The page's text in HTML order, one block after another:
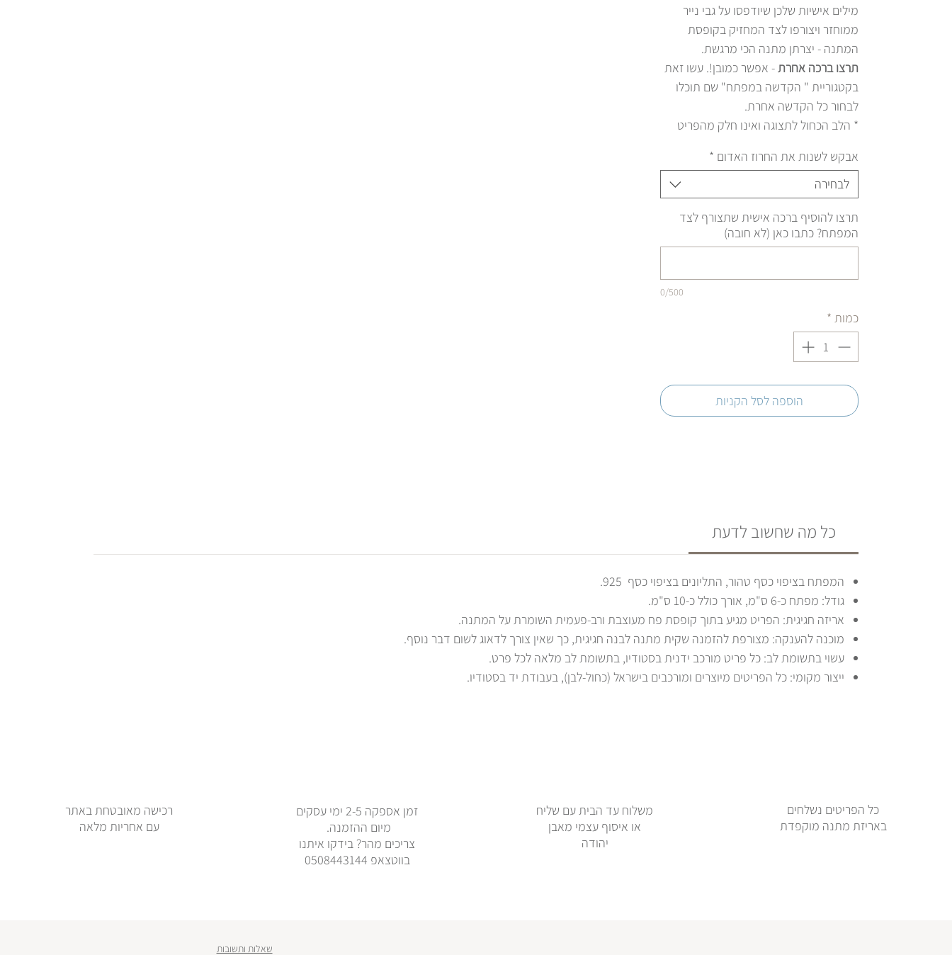
מילים אישיות שלכן שיודפסו על גבי נייר
ממוחזר ויצורפו לצד המחזיק בקופסת
המתנה - יצרתן מתנה הכי מרגשת.
תרצו ברכה אחרת- אפשר כמובן!. עשו זאת
בקטגוריית " הקדשה במפתח" שם תוכלו
לבחור כל הקדשה אחרת.
* הלב הכחול לתצוגה ואינו חלק מהפריט
אבקש לשנות את החרוז האדום *
לבחירה
תרצו להוסיף ברכה אישית שתצורף לצד
המפתח? כתבו כאן (לא חובה)
0/500
כמות *
הוספה לסל הקניות
כל מה שחשוב לדעת
המפתח בציפוי כסף טהור, התליונים בציפוי כסף 925.
גודל: מפתח כ-6 ס"מ, אורך כולל כ-10 ס"מ.
אריזה חגיגית: הפריט מגיע בתוך קופסת פח מעוצבת ורב-פעמית השומרת על המתנה.
מוכנה להענקה: מצורפת להזמנה שקית מתנה לבנה חגיגית, כך שאין צורך לדאוג לשום דבר נוסף.
עשוי בתשומת לב: כל פריט מורכב ידנית בסטודיו, בתשומת לב מלאה לכל פרט.
ייצור מקומי: כל הפריטים מיוצרים ומורכבים בישראל (כחול-לבן), בעבודת יד בסטודיו.
רכישה מאובטחת באתר
עם אחריות מלאה
זמן אספקה 2-5 ימי עסקים
מיום ההזמנה.
צריכים מהר? בידקו איתנו
בווטצאפ 0508443144
משלוח עד הבית עם שליח
או איסוף עצמי מאבן
יהודה
כל הפריטים נשלחים
באריזת מתנה מוקפדת
שאלות ותשובות